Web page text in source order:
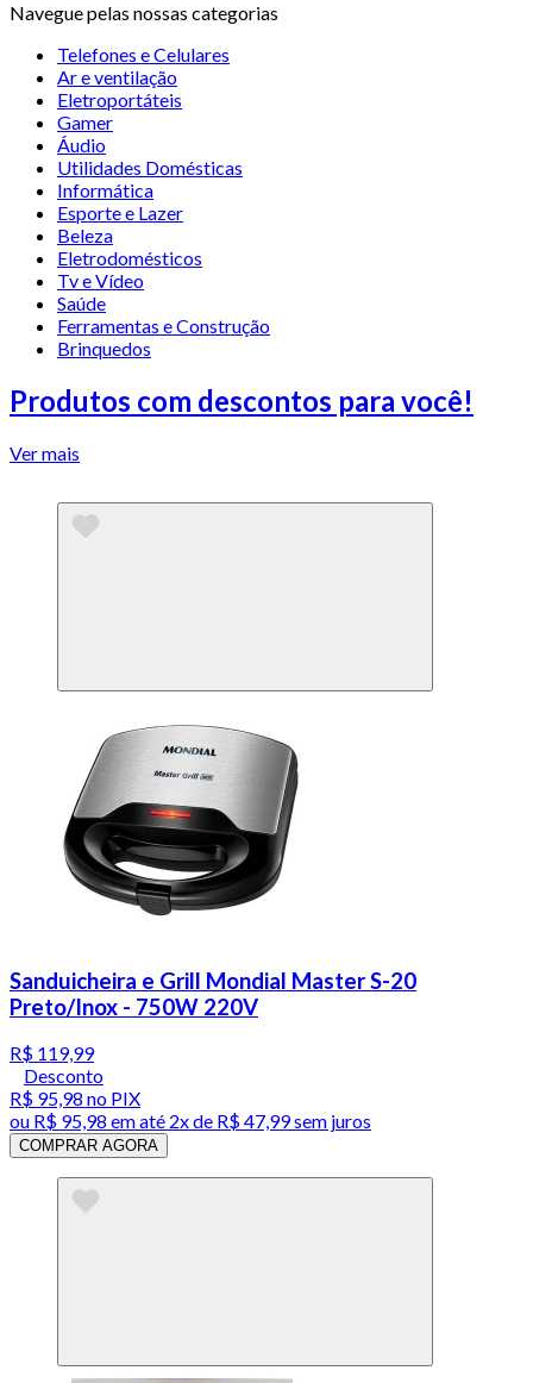
Navegue pelas nossas categorias
Telefones e Celulares
Ar e ventilação
Eletroportáteis
Gamer
Áudio
Utilidades Domésticas
Informática
Esporte e Lazer
Beleza
Eletrodomésticos
Tv e Vídeo
Saúde
Ferramentas e Construção
Brinquedos
Produtos com descontos para você!
Ver mais
Sanduicheira e Grill Mondial Master S-20
Preto/Inox - 750W 220V
R$ 119,99
Desconto
R$ 95,98 no PIX
ou R$ 95,98 em até 2x de R$ 47,99 sem juros
COMPRAR AGORA